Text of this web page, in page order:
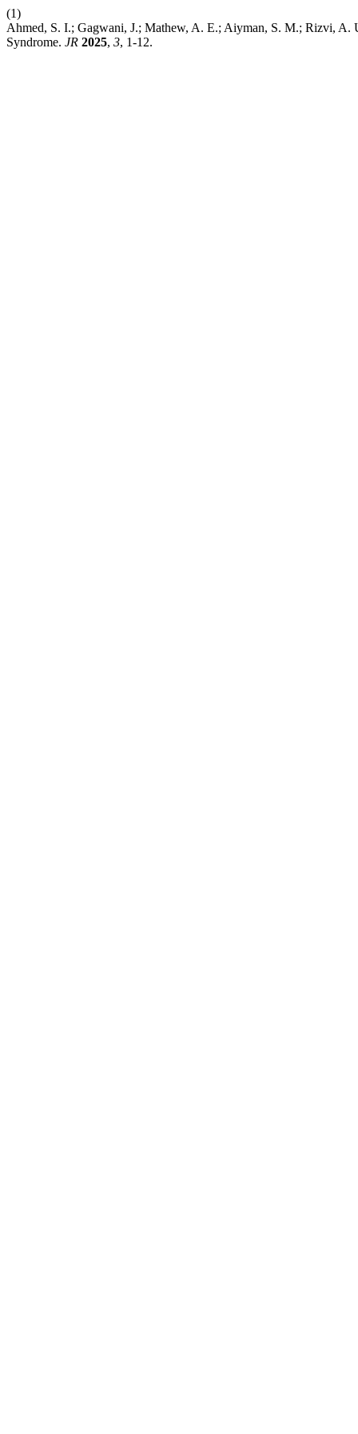
(1)
Ahmed, S. I.; Gagwani, J.; Mathew, A. E.; Aiyman, S. M.; Rizvi, A.
Syndrome. JR 2025, 3, 1-12.